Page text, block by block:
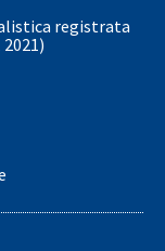
registrata